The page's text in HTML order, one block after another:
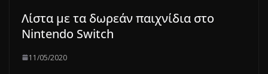
Λίστα με τα δωρεάν παιχνίδια στο
Nintendo Switch
11/05/2020